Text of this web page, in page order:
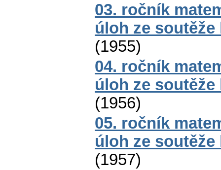
03. ročník
úloh ze soutěže
(1955)
04. ročník
úloh ze soutěže
(1956)
05. ročník
úloh ze soutěže
(1957)